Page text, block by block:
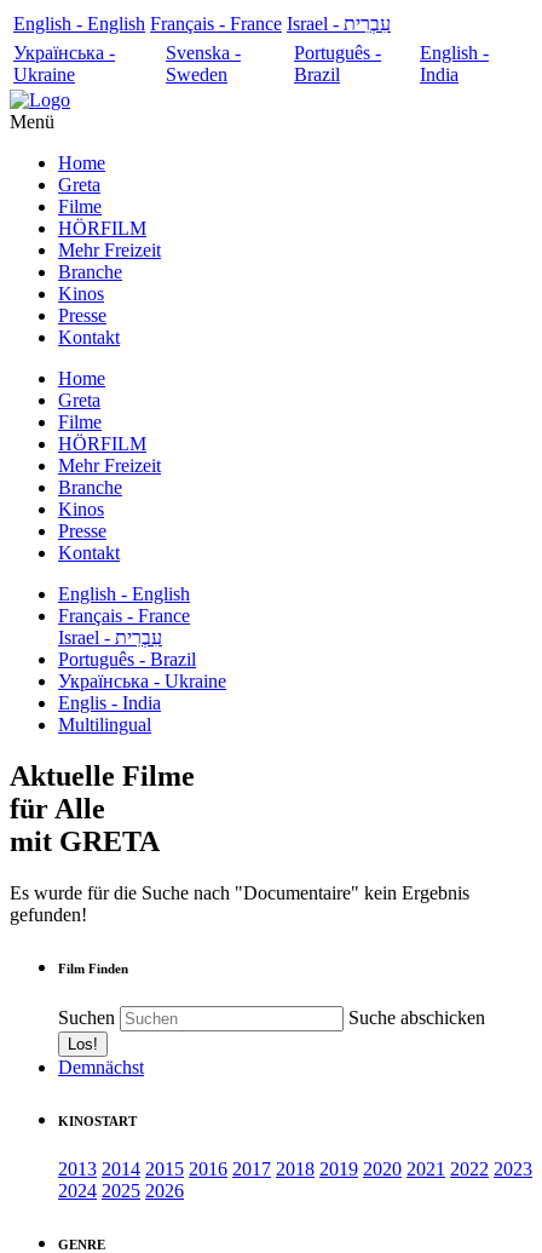
English - English Français - France
עִבְרִית - Israel
Українська -
Ukraine
Svenska -
Sweden
Português -
Brazil
English -
India
Menü
Home
Greta
Filme
HÖRFILM
Mehr Freizeit
Branche
Kinos
Presse
Kontakt
Home
Greta
Filme
HÖRFILM
Mehr Freizeit
Branche
Kinos
Presse
Kontakt
English - English
Français - France
עִבְרִית - Israel
Português - Brazil
Українська - Ukraine
Englis - India
Multilingual
Aktuelle Filme
für Alle
mit GRETA
Es wurde für die Suche nach "Documentaire" kein Ergebnis
gefunden!
Film Finden
Suchen Suche abschicken
Demnächst
KINOSTART
2013 2014 2015 2016 2017 2018 2019 2020 2021 2022 2023
2024 2025 2026
GENRE